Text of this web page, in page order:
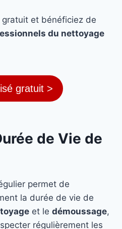
et bénéficiez de
du nettoyage
gratuit >
de Vie de
permet de
la durée de vie de
et le démoussage,
régulièrement les